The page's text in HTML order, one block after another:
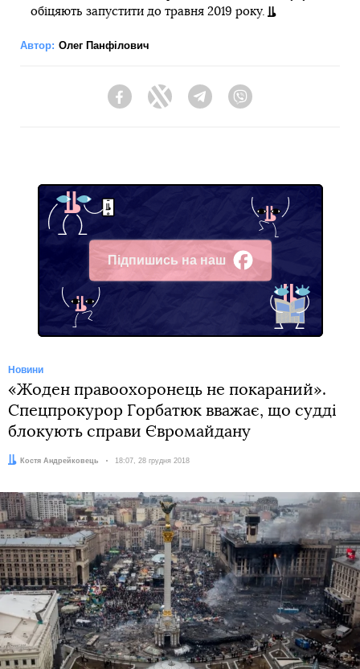
обіцяють запустити до травня 2019 року.
Автор: Олег Панфілович
FacebookTwitter Telegram
Підпишись на наш
Facebook
Новини
«Жоден правоохоронець не покараний».
Спецпрокурор Горбатюк вважає, що судді
блокують справи Євромайдану
Автор:Костя Андрейковець Дата:
18:07, 28 грудня 2018